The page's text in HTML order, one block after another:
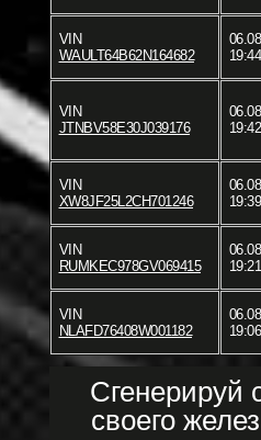
VIN
WAULT64B62N164682
19:44
VIN
JTNBV58E30J039176
19:42
VIN
XW8JF25L2CH701246
19:39
VIN
RUMKEC978GV069415
19:21
VIN
NLAFD76408W001182
19:06
Сгенерируй
своего